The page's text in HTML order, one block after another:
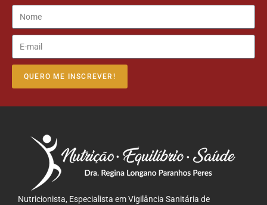
QUERO ME INSCREVER!
Nutricionista, Especialista em Vigilância Sanitária de